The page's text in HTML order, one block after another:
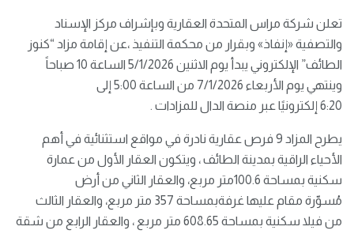
تعلن شركة مراس المتحدة العقارية وبإشراف مركز الإسناد
والتصفية «إنفاذ» وبقرار من محكمة التنفيذ ،عن إقامة مزاد “كنوز
الطائف” الإلكتروني يبدأ يوم الاثنين 5/1/2026 الساعة 10 صباحاً
وينتهي يوم الأربعاء 7/1/2026 من الساعة 5:00 إلى
6:20 إلكترونيًا عبر منصة الدال للمزادات .
يطرح المزاد 9 فرص عقارية نادرة في مواقع استثنائية في أهم
الأحياء الراقية بمدينة الطائف ، ويتكون العقار الأول من عمارة
سكنية بمساحة 100.6متر مربع، والعقار الثاني من أرض
مُسوّرة ﻣﻘﺎم ﻋﻠﻴﻬﺎ ﻏﺮﻓﺔبمساحة 357 متر مربع، والعقار الثالث
من فيلا سكنية بمساحة 608.65 متر مربع ، والعقار الرابع من شقة